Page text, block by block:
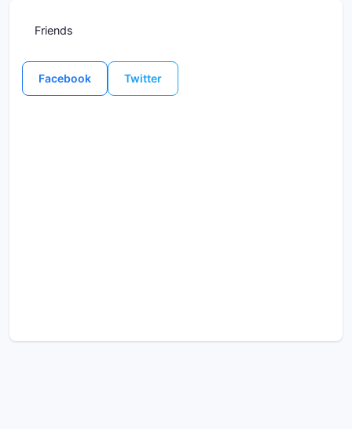
Friends
Facebook Twitter